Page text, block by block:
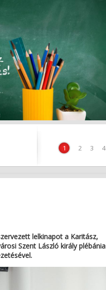
1 2 3 4
lelkinapot a Karitász,
Szent László király plébánia